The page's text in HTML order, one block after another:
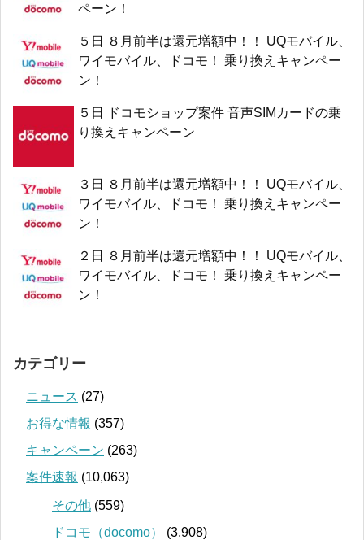
ペーン！
５日 ８月前半は還元増額中！！ UQモバイル、
ワイモバイル、ドコモ！ 乗り換えキャンペー
ン！
５日 ドコモショップ案件 音声SIMカードの乗
り換えキャンペーン
３日 ８月前半は還元増額中！！ UQモバイル、
ワイモバイル、ドコモ！ 乗り換えキャンペー
ン！
２日 ８月前半は還元増額中！！ UQモバイル、
ワイモバイル、ドコモ！ 乗り換えキャンペー
ン！
カテゴリー
ニュース (27)
お得な情報 (357)
キャンペーン (263)
案件速報 (10,063)
その他 (559)
ドコモ（docomo）
(3,908)